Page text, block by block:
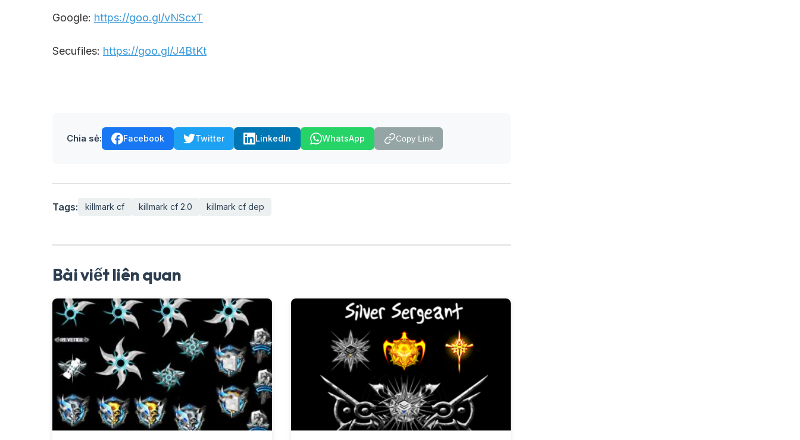
Google: https://goo.gl/vNScxT
Secufiles: https://goo.gl/J4BtKt
Chia sẻ: Facebook Twitter LinkedIn WhatsApp Copy Link
Tags: killmark cf killmark cf 2.0 killmark cf dep
Bài viết liên quan